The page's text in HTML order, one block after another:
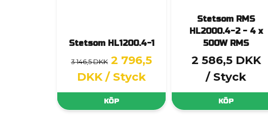
Stetsom HL1200.4-1
3 146,5 DKK 2 796,5
DKK / Styck
KÖP
Stetsom RMS
HL2000.4-2 - 4 x
500W RMS
2 586,5 DKK
/ Styck
KÖP